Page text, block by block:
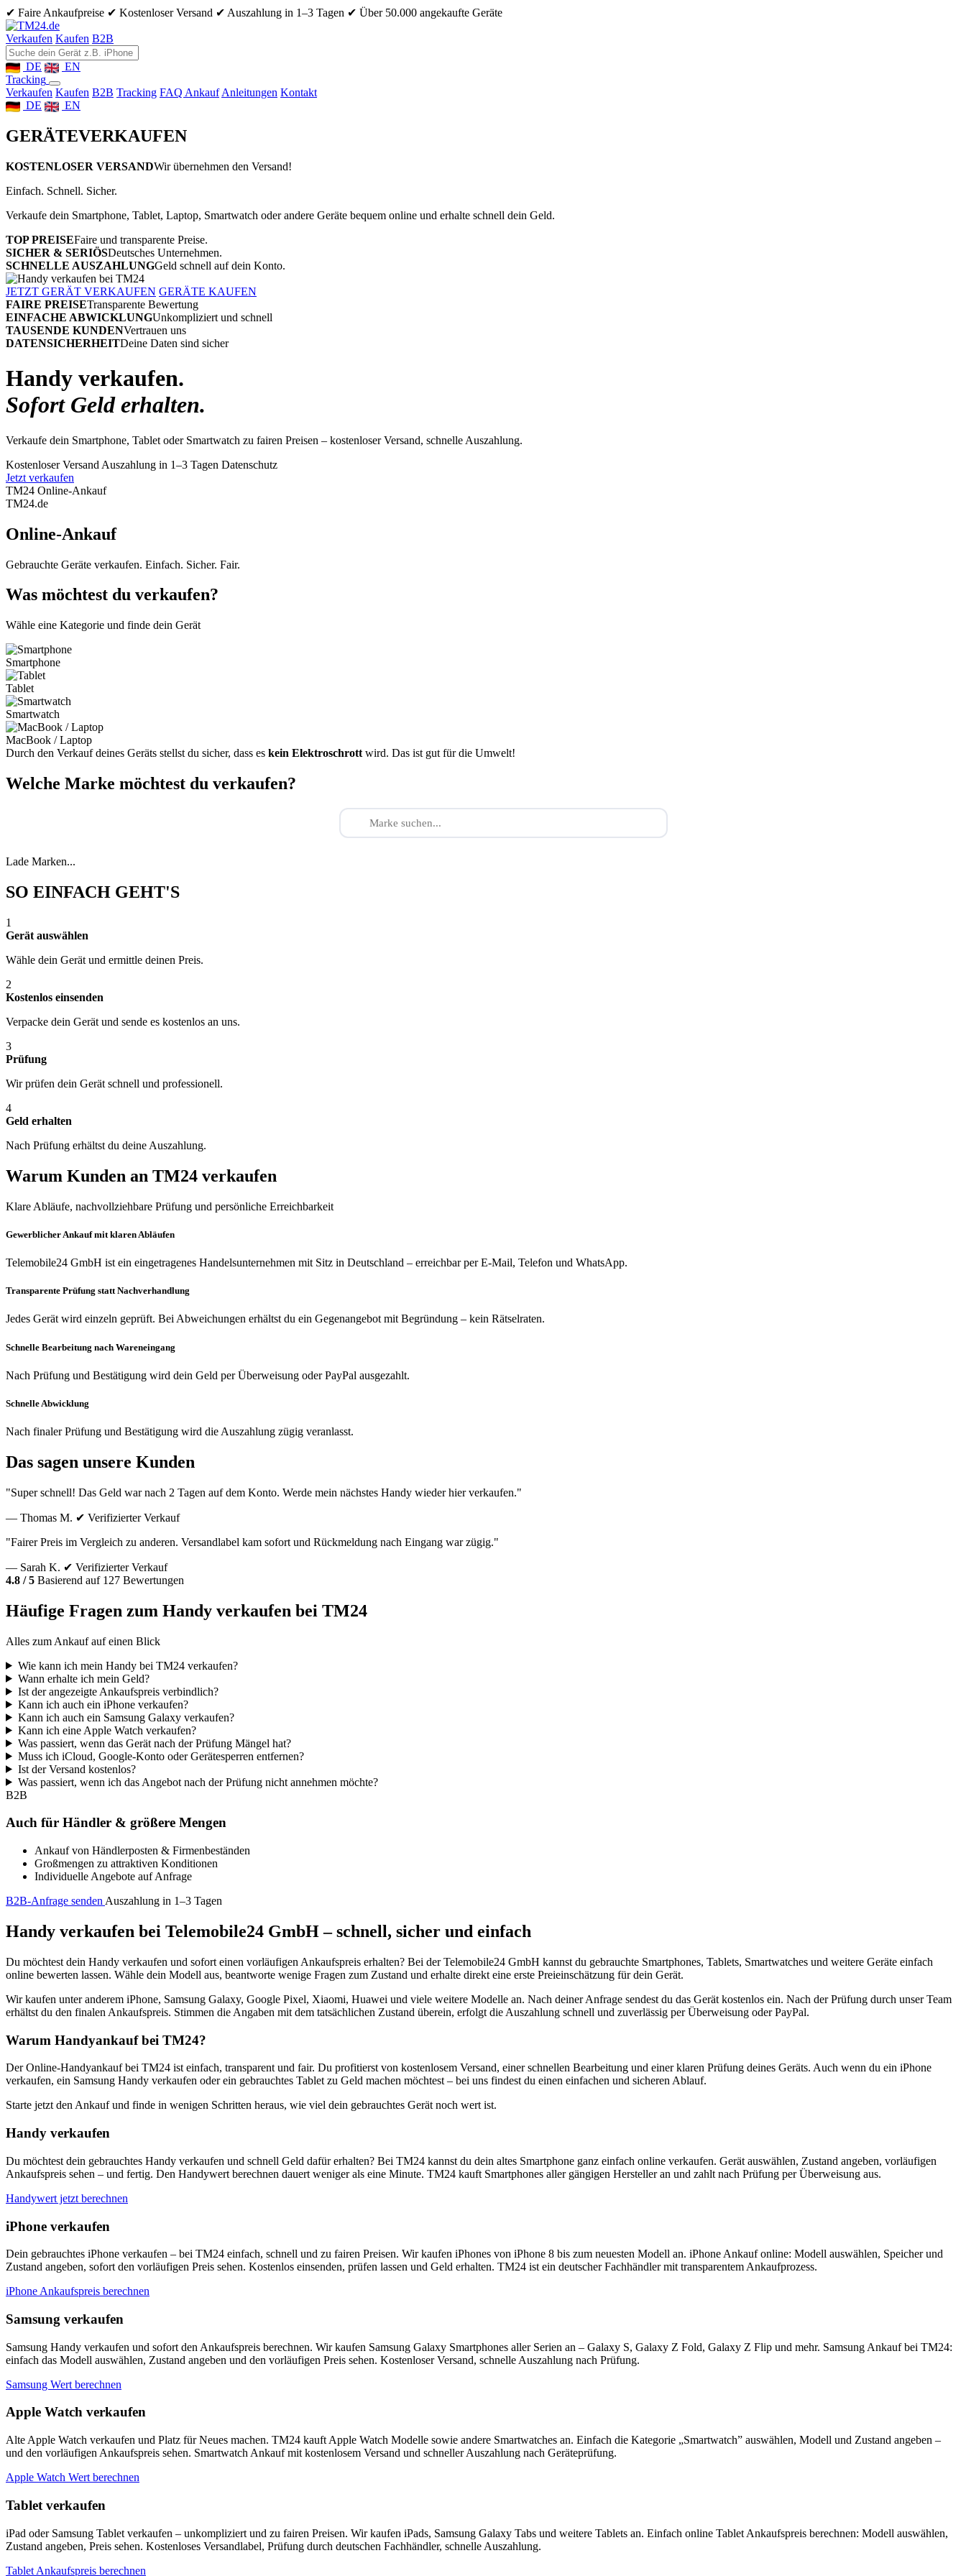
✔ Faire Ankaufpreise ✔ Kostenloser Versand ✔ Auszahlung in 1–3 Tagen ✔ Über 50.000 angekaufte Geräte
Verkaufen Kaufen B2B
DE
EN
Tracking
Verkaufen Kaufen B2B Tracking FAQ Ankauf Anleitungen Kontakt
DE
EN
GERÄTEVERKAUFEN
KOSTENLOSER VERSANDWir übernehmen den Versand!
Einfach. Schnell. Sicher.
Verkaufe dein Smartphone, Tablet, Laptop, Smartwatch oder andere Geräte bequem online und erhalte schnell dein Geld.
TOP PREISEFaire und transparente Preise.
SICHER & SERIÖSDeutsches Unternehmen.
SCHNELLE AUSZAHLUNGGeld schnell auf dein Konto.
JETZT GERÄT VERKAUFEN GERÄTE KAUFEN
FAIRE PREISETransparente Bewertung
EINFACHE ABWICKLUNGUnkompliziert und schnell
TAUSENDE KUNDENVertrauen uns
DATENSICHERHEITDeine Daten sind sicher
Handy verkaufen.
Sofort Geld erhalten.
Verkaufe dein Smartphone, Tablet oder Smartwatch zu fairen Preisen – kostenloser Versand, schnelle Auszahlung.
Kostenloser Versand Auszahlung in 1–3 Tagen Datenschutz
Jetzt verkaufen
TM24 Online-Ankauf
TM24.de
Online-Ankauf
Gebrauchte Geräte verkaufen. Einfach. Sicher. Fair.
Was möchtest du verkaufen?
Wähle eine Kategorie und finde dein Gerät
Smartphone
Tablet
Smartwatch
MacBook / Laptop
Durch den Verkauf deines Geräts stellst du sicher, dass es kein Elektroschrott wird. Das ist gut für die Umwelt!
Welche Marke möchtest du verkaufen?
Lade Marken...
SO EINFACH GEHT'S
1
Gerät auswählen
Wähle dein Gerät und ermittle deinen Preis.
2
Kostenlos einsenden
Verpacke dein Gerät und sende es kostenlos an uns.
3
Prüfung
Wir prüfen dein Gerät schnell und professionell.
4
Geld erhalten
Nach Prüfung erhältst du deine Auszahlung.
Warum Kunden an TM24 verkaufen
Klare Abläufe, nachvollziehbare Prüfung und persönliche Erreichbarkeit
Gewerblicher Ankauf mit klaren Abläufen
Telemobile24 GmbH ist ein eingetragenes Handelsunternehmen mit Sitz in Deutschland – erreichbar per E-Mail, Telefon und WhatsApp.
Transparente Prüfung statt Nachverhandlung
Jedes Gerät wird einzeln geprüft. Bei Abweichungen erhältst du ein Gegenangebot mit Begründung – kein Rätselraten.
Schnelle Bearbeitung nach Wareneingang
Nach Prüfung und Bestätigung wird dein Geld per Überweisung oder PayPal ausgezahlt.
Schnelle Abwicklung
Nach finaler Prüfung und Bestätigung wird die Auszahlung zügig veranlasst.
Das sagen unsere Kunden
"Super schnell! Das Geld war nach 2 Tagen auf dem Konto. Werde mein nächstes Handy wieder hier verkaufen."
— Thomas M. ✔ Verifizierter Verkauf
"Fairer Preis im Vergleich zu anderen. Versandlabel kam sofort und Rückmeldung nach Eingang war zügig."
— Sarah K. ✔ Verifizierter Verkauf
4.8 / 5 Basierend auf 127 Bewertungen
Häufige Fragen zum Handy verkaufen bei TM24
Alles zum Ankauf auf einen Blick
Wie kann ich mein Handy bei TM24 verkaufen?
Wann erhalte ich mein Geld?
Ist der angezeigte Ankaufspreis verbindlich?
Kann ich auch ein iPhone verkaufen?
Kann ich auch ein Samsung Galaxy verkaufen?
Kann ich eine Apple Watch verkaufen?
Was passiert, wenn das Gerät nach der Prüfung Mängel hat?
Muss ich iCloud, Google-Konto oder Gerätesperren entfernen?
Ist der Versand kostenlos?
Was passiert, wenn ich das Angebot nach der Prüfung nicht annehmen möchte?
B2B
Auch für Händler & größere Mengen
Ankauf von Händlerposten & Firmenbeständen
Großmengen zu attraktiven Konditionen
Individuelle Angebote auf Anfrage
B2B-Anfrage senden Auszahlung in 1–3 Tagen
Handy verkaufen bei Telemobile24 GmbH – schnell, sicher und einfach
Du möchtest dein Handy verkaufen und sofort einen vorläufigen Ankaufspreis erhalten? Bei der Telemobile24 GmbH kannst du gebrauchte Smartphones, Tablets, Smartwatches und weitere Geräte einfach
online bewerten lassen. Wähle dein Modell aus, beantworte wenige Fragen zum Zustand und erhalte direkt eine erste Preieinschätzung für dein Gerät.
Wir kaufen unter anderem iPhone, Samsung Galaxy, Google Pixel, Xiaomi, Huawei und viele weitere Modelle an. Nach deiner Anfrage sendest du das Gerät kostenlos ein. Nach der Prüfung durch unser Team
erhältst du den finalen Ankaufspreis. Stimmen die Angaben mit dem tatsächlichen Zustand überein, erfolgt die Auszahlung schnell und zuverlässig per Überweisung oder PayPal.
Warum Handyankauf bei TM24?
Der Online-Handyankauf bei TM24 ist einfach, transparent und fair. Du profitierst von kostenlosem Versand, einer schnellen Bearbeitung und einer klaren Prüfung deines Geräts. Auch wenn du ein iPhone
verkaufen, ein Samsung Handy verkaufen oder ein gebrauchtes Tablet zu Geld machen möchtest – bei uns findest du einen einfachen und sicheren Ablauf.
Starte jetzt den Ankauf und finde in wenigen Schritten heraus, wie viel dein gebrauchtes Gerät noch wert ist.
Handy verkaufen
Du möchtest dein gebrauchtes Handy verkaufen und schnell Geld dafür erhalten? Bei TM24 kannst du dein altes Smartphone ganz einfach online verkaufen. Gerät auswählen, Zustand angeben, vorläufigen
Ankaufspreis sehen – und fertig. Den Handywert berechnen dauert weniger als eine Minute. TM24 kauft Smartphones aller gängigen Hersteller an und zahlt nach Prüfung per Überweisung aus.
Handywert jetzt berechnen
iPhone verkaufen
Dein gebrauchtes iPhone verkaufen – bei TM24 einfach, schnell und zu fairen Preisen. Wir kaufen iPhones von iPhone 8 bis zum neuesten Modell an. iPhone Ankauf online: Modell auswählen, Speicher und
Zustand angeben, sofort den vorläufigen Preis sehen. Kostenlos einsenden, prüfen lassen und Geld erhalten. TM24 ist ein deutscher Fachhändler mit transparentem Ankaufprozess.
iPhone Ankaufspreis berechnen
Samsung verkaufen
Samsung Handy verkaufen und sofort den Ankaufspreis berechnen. Wir kaufen Samsung Galaxy Smartphones aller Serien an – Galaxy S, Galaxy Z Fold, Galaxy Z Flip und mehr. Samsung Ankauf bei TM24:
einfach das Modell auswählen, Zustand angeben und den vorläufigen Preis sehen. Kostenloser Versand, schnelle Auszahlung nach Prüfung.
Samsung Wert berechnen
Apple Watch verkaufen
Alte Apple Watch verkaufen und Platz für Neues machen. TM24 kauft Apple Watch Modelle sowie andere Smartwatches an. Einfach die Kategorie „Smartwatch” auswählen, Modell und Zustand angeben –
und den vorläufigen Ankaufspreis sehen. Smartwatch Ankauf mit kostenlosem Versand und schneller Auszahlung nach Geräteprüfung.
Apple Watch Wert berechnen
Tablet verkaufen
iPad oder Samsung Tablet verkaufen – unkompliziert und zu fairen Preisen. Wir kaufen iPads, Samsung Galaxy Tabs und weitere Tablets an. Einfach online Tablet Ankaufspreis berechnen: Modell auswählen,
Zustand angeben, Preis sehen. Kostenloses Versandlabel, Prüfung durch deutschen Fachhändler, schnelle Auszahlung.
Tablet Ankaufspreis berechnen